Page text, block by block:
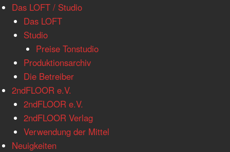
Das LOFT / Studio
Das LOFT
Studio
Preise Tonstudio
Produktionsarchiv
Die Betreiber
2ndFLOOR e.V.
2ndFLOOR e.V.
2ndFLOOR Verlag
Verwendung der Mittel
Neuigkeiten